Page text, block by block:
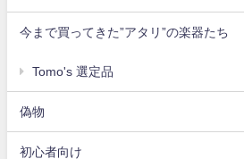
今まで買ってきた”アタリ”の楽器たち
Tomo's 選定品
偽物
初心者向け